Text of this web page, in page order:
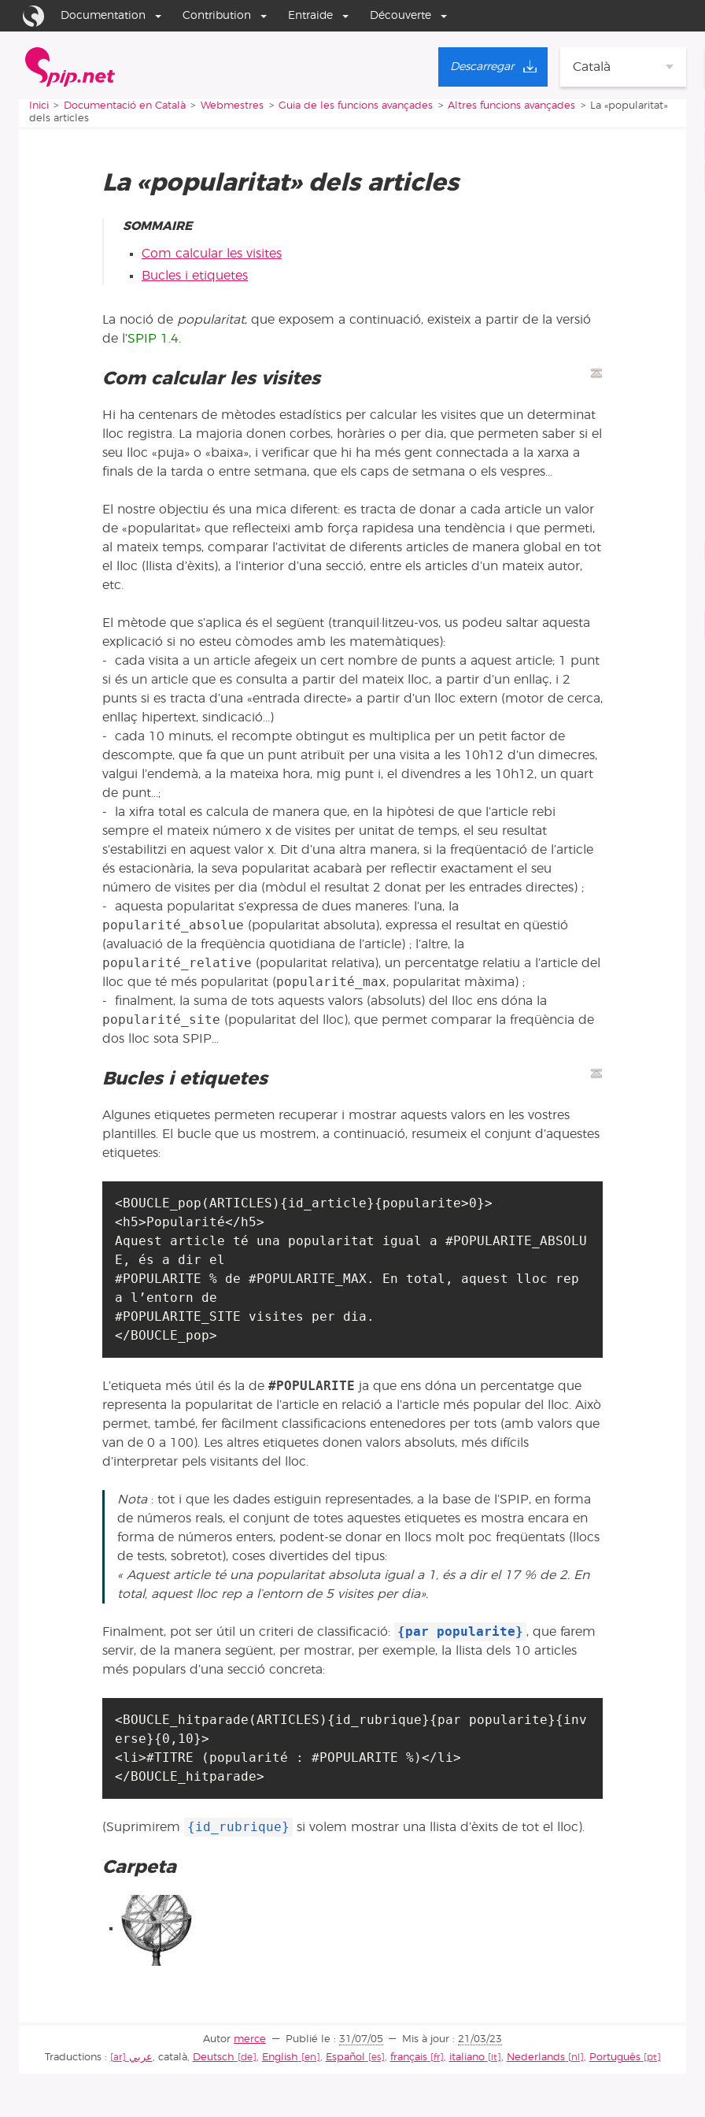
Aller au contenu
Aller à la navigation
Documentation Contribution Entraide Découverte
Català
Descarregar
Vous êtes ici :
Inici Documentació en Català Webmestres Guia de les funcions avançades Altres funcions avançades
La «popularitat»
dels articles
La «popularitat» dels articles
SOMMAIRE
Com calcular les visites
Bucles i etiquetes
La noció de popularitat, que exposem a continuació, existeix a partir de la versió
de l’SPIP 1.4
Com calcular les visites
Hi ha centenars de mètodes estadístics per calcular les visites que un determinat
lloc registra. La majoria donen corbes, horàries o per dia, que permeten saber si el
seu lloc «puja» o «baixa», i verificar que hi ha més gent connectada a la xarxa a
finals de la tarda o entre setmana, que els caps de setmana o els vespres...
El nostre objectiu és una mica diferent: es tracta de donar a cada article un valor
de «popularitat» que reflecteixi amb força rapidesa una tendència i que permeti,
al mateix temps, comparar l’activitat de diferents articles de manera global en tot
el lloc (llista d’èxits), a l’interior d’una secció, entre els articles d’un mateix autor,
etc.
El mètode que s’aplica és el següent (tranquil·litzeu-vos, us podeu saltar aquesta
explicació si no esteu còmodes amb les matemàtiques):
- cada visita a un article afegeix un cert nombre de punts a aquest article; 1 punt
si és un article que es consulta a partir del mateix lloc, a partir d’un enllaç, i 2
punts si es tracta d’una «entrada directe» a partir d’un lloc extern (motor de cerca,
enllaç hipertext, sindicació...)
- cada 10 minuts, el recompte obtingut es multiplica per un petit factor de
descompte, que fa que un punt atribuït per una visita a les 10h12 d’un dimecres,
valgui l’endemà, a la mateixa hora, mig punt i, el divendres a les 10h12, un quart
de punt...;
- la xifra total es calcula de manera que, en la hipòtesi de que l’article rebi
sempre el mateix número x de visites per unitat de temps, el seu resultat
s’estabilitzi en aquest valor x. Dit d’una altra manera, si la freqüentació de l’article
és estacionària, la seva popularitat acabarà per reflectir exactament el seu
número de visites per dia (mòdul el resultat 2 donat per les entrades directes) ;
- aquesta popularitat s’expressa de dues maneres: l’una, la
popularité_absolue (popularitat absoluta), expressa el resultat en qüestió
(avaluació de la freqüència quotidiana de l’article) ; l’altre, la
popularité_relative (popularitat relativa), un percentatge relatiu a l’article del
lloc que té més popularitat (popularité_max, popularitat màxima) ;
- finalment, la suma de tots aquests valors (absoluts) del lloc ens dóna la
popularité_site (popularitat del lloc), que permet comparar la freqüència de
dos lloc sota SPIP...
Bucles i etiquetes
Algunes etiquetes permeten recuperar i mostrar aquests valors en les vostres
plantilles. El bucle que us mostrem, a continuació, resumeix el conjunt d’aquestes
etiquetes:
<BOUCLE_pop(ARTICLES){id_article}{popularite>0}>
<h5>Popularité</h5>
Aquest article té una popularitat igual a #POPULARITE_ABSOLU
E, és a dir el
#POPULARITE % de #POPULARITE_MAX. En total, aquest lloc rep
a l’entorn de
#POPULARITE_SITE visites per dia.
L’etiqueta més útil és la de #POPULARITE ja que ens dóna un percentatge que
representa la popularitat de l’article en relació a l’article més popular del lloc. Això
permet, també, fer fàcilment classificacions entenedores per tots (amb valors que
van de 0 a 100). Les altres etiquetes donen valors absoluts, més difícils
d’interpretar pels visitants del lloc.
Nota: tot i que les dades estiguin representades, a la base de l’SPIP, en forma
de números reals, el conjunt de totes aquestes etiquetes es mostra encara en
forma de números enters, podent-se donar en llocs molt poc freqüentats (llocs
de tests, sobretot), coses divertides del tipus:
« Aquest article té una popularitat absoluta igual a 1, és a dir el 17 % de 2. En
total, aquest lloc rep a l’entorn de 5 visites per dia».
Finalment, pot ser útil un criteri de classificació: {par popularite} , que farem
servir, de la manera següent, per mostrar, per exemple, la llista dels 10 articles
més populars d’una secció concreta:
<BOUCLE_hitparade(ARTICLES){id_rubrique}{par popularite}{inv
erse}{0,10}>
<li>#TITRE (popularité : #POPULARITE %)</li>
(Suprimirem {id_rubrique} si volem mostrar una llista d’èxits de tot el lloc).
Carpeta
Autor merce Publié le : 31/07/05 Mis à jour :21/03/23
Traductions :
عربي català, Deutsch English Español français italiano Nederlands Português